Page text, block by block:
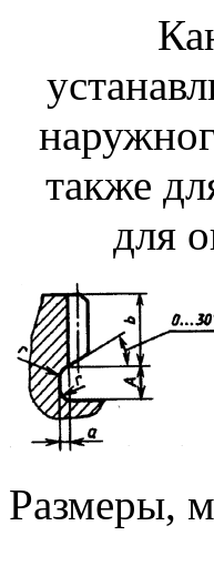
также
для
Размеры,